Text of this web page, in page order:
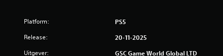
Platform: PS5
Release: 20-11-2025
Uitgever: GSC Game World Global LTD